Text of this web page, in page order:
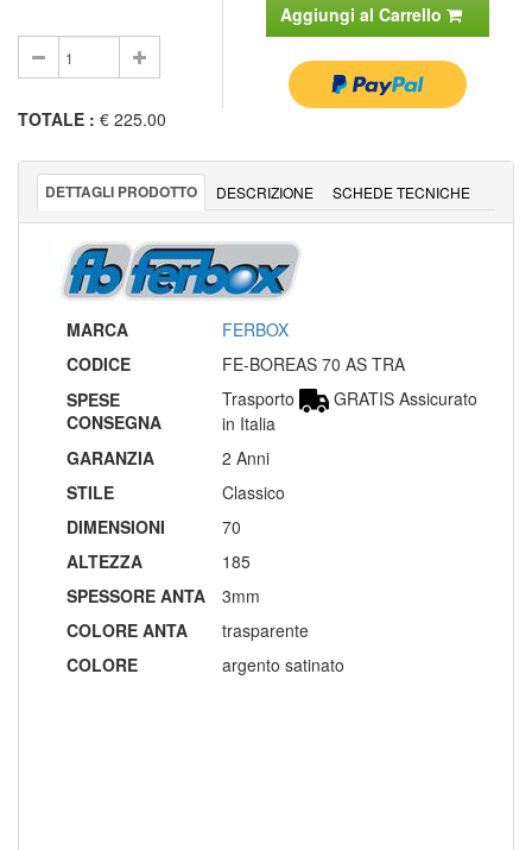
Aggiungi al Carrello
TOTALE : € 225.00
DETTAGLI PRODOTTO DESCRIZIONE SCHEDE TECNICHE
MARCA
FERBOX
CODICE
FE-BOREAS 70 AS TRA
SPESE
CONSEGNA
Trasporto
GRATIS Assicurato
in Italia
GARANZIA
2 Anni
STILE
Classico
DIMENSIONI
70
ALTEZZA
185
SPESSORE ANTA
3mm
COLORE ANTA
trasparente
COLORE
argento satinato